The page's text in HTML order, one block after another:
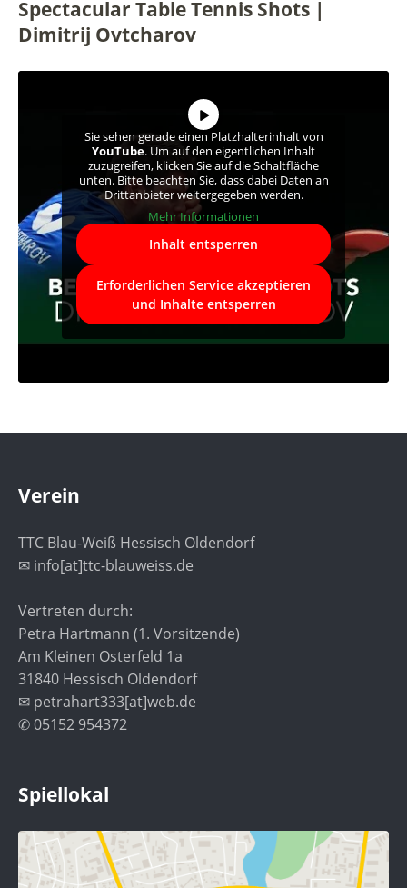
Spectacular Table Tennis Shots |
Dimitrij Ovtcharov
Sie sehen gerade einen Platzhalterinhalt von
YouTube. Um auf den eigentlichen Inhalt
zuzugreifen, klicken Sie auf die Schaltfläche
unten. Bitte beachten Sie, dass dabei Daten an
Drittanbieter weitergegeben werden.
Mehr Informationen
Inhalt entsperren
Erforderlichen Service akzeptieren
und Inhalte entsperren
Verein
TTC Blau-Weiß Hessisch Oldendorf
✉ info[at]ttc-blauweiss.de
Vertreten durch:
Petra Hartmann (1. Vorsitzende)
Am Kleinen Osterfeld 1a
31840 Hessisch Oldendorf
✉ petrahart333[at]web.de
✆ 05152 954372
Spiellokal